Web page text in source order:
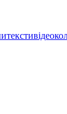
текстивідео